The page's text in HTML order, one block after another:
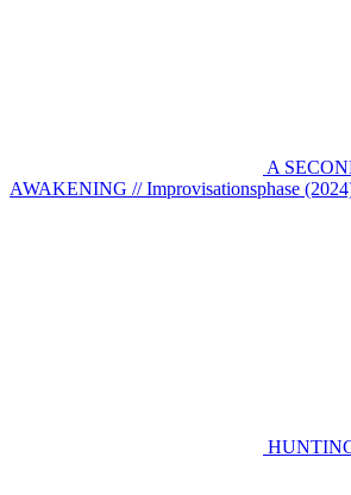
A
AWAKENING // Improvisationsphase